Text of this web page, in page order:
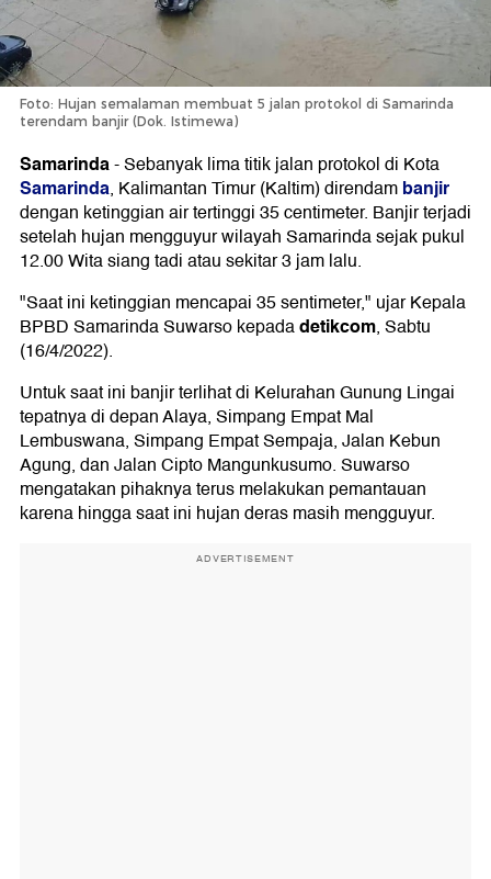
Foto: Hujan semalaman membuat 5 jalan protokol di Samarinda
terendam banjir (Dok. Istimewa)
Samarinda-Sebanyak lima titik jalan protokol di Kota
Samarinda, Kalimantan Timur (Kaltim) direndambanjir
dengan ketinggian air tertinggi 35 centimeter. Banjir terjadi
setelah hujan mengguyur wilayah Samarinda sejak pukul
12.00 Wita siang tadi atau sekitar 3 jam lalu.
"Saat ini ketinggian mencapai 35 sentimeter," ujar Kepala
BPBD Samarinda Suwarso kepadadetikcom, Sabtu
(16/4/2022).
Untuk saat ini banjir terlihat di Kelurahan Gunung Lingai
tepatnya di depan Alaya, Simpang Empat Mal
Lembuswana, Simpang Empat Sempaja, Jalan Kebun
Agung, dan Jalan Cipto Mangunkusumo. Suwarso
mengatakan pihaknya terus melakukan pemantauan
karena hingga saat ini hujan deras masih mengguyur.
ADVERTISEMENT